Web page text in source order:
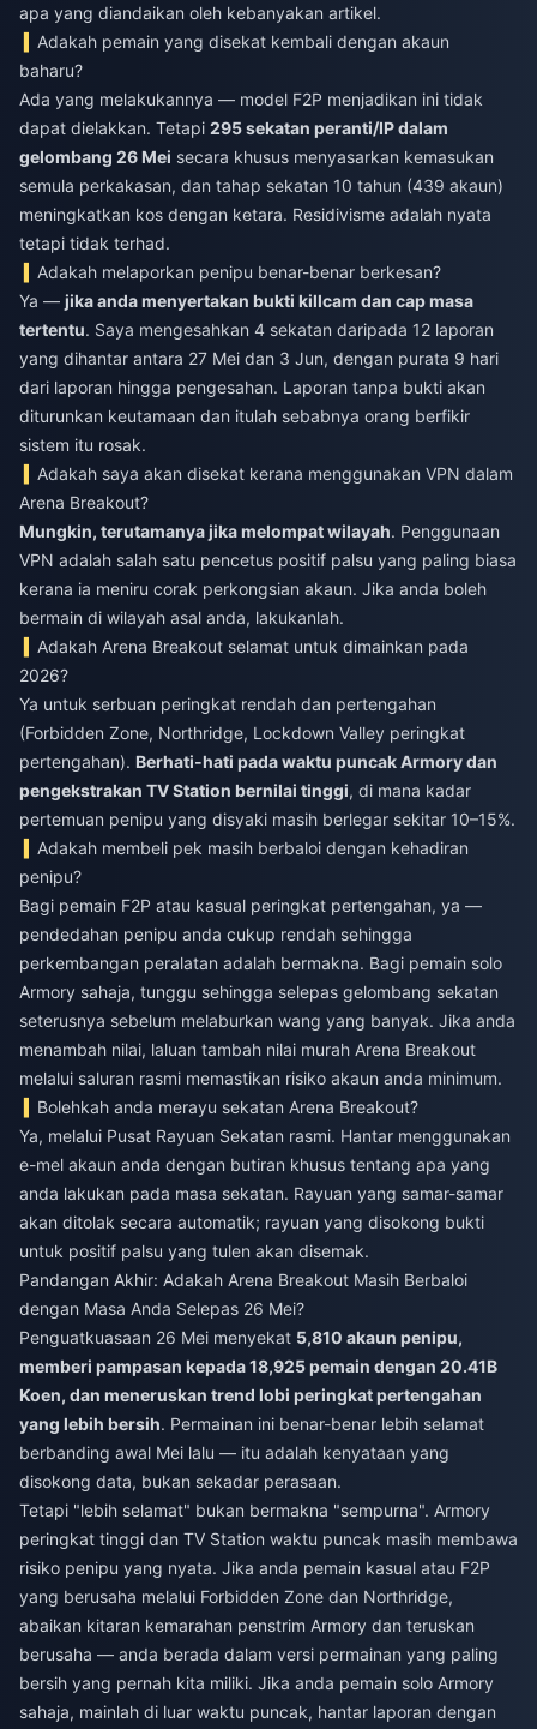
apa yang diandaikan oleh kebanyakan artikel.
Adakah pemain yang disekat kembali dengan akaun
baharu?
Ada yang melakukannya — model F2P menjadikan ini tidak
dapat dielakkan. Tetapi 295 sekatan peranti/IP dalam
gelombang 26 Mei secara khusus menyasarkan kemasukan
semula perkakasan, dan tahap sekatan 10 tahun (439 akaun)
meningkatkan kos dengan ketara. Residivisme adalah nyata
tetapi tidak terhad.
Adakah melaporkan penipu benar-benar berkesan?
Ya — jika anda menyertakan bukti killcam dan cap masa
tertentu. Saya mengesahkan 4 sekatan daripada 12 laporan
yang dihantar antara 27 Mei dan 3 Jun, dengan purata 9 hari
dari laporan hingga pengesahan. Laporan tanpa bukti akan
diturunkan keutamaan dan itulah sebabnya orang berfikir
sistem itu rosak.
Adakah saya akan disekat kerana menggunakan VPN dalam
Arena Breakout?
Mungkin, terutamanya jika melompat wilayah. Penggunaan
VPN adalah salah satu pencetus positif palsu yang paling biasa
kerana ia meniru corak perkongsian akaun. Jika anda boleh
bermain di wilayah asal anda, lakukanlah.
Adakah Arena Breakout selamat untuk dimainkan pada
2026?
Ya untuk serbuan peringkat rendah dan pertengahan
(Forbidden Zone, Northridge, Lockdown Valley peringkat
pertengahan). Berhati-hati pada waktu puncak Armory dan
pengekstrakan TV Station bernilai tinggi, di mana kadar
pertemuan penipu yang disyaki masih berlegar sekitar 10–15%.
Adakah membeli pek masih berbaloi dengan kehadiran
penipu?
Bagi pemain F2P atau kasual peringkat pertengahan, ya —
pendedahan penipu anda cukup rendah sehingga
perkembangan peralatan adalah bermakna. Bagi pemain solo
Armory sahaja, tunggu sehingga selepas gelombang sekatan
seterusnya sebelum melaburkan wang yang banyak. Jika anda
menambah nilai, laluan tambah nilai murah Arena Breakout
melalui saluran rasmi memastikan risiko akaun anda minimum.
Bolehkah anda merayu sekatan Arena Breakout?
Ya, melalui Pusat Rayuan Sekatan rasmi. Hantar menggunakan
e-mel akaun anda dengan butiran khusus tentang apa yang
anda lakukan pada masa sekatan. Rayuan yang samar-samar
akan ditolak secara automatik; rayuan yang disokong bukti
untuk positif palsu yang tulen akan disemak.
Pandangan Akhir: Adakah Arena Breakout Masih Berbaloi
dengan Masa Anda Selepas 26 Mei?
Penguatkuasaan 26 Mei menyekat 5,810 akaun penipu,
memberi pampasan kepada 18,925 pemain dengan 20.41B
Koen, dan meneruskan trend lobi peringkat pertengahan
yang lebih bersih. Permainan ini benar-benar lebih selamat
berbanding awal Mei lalu — itu adalah kenyataan yang
disokong data, bukan sekadar perasaan.
Tetapi "lebih selamat" bukan bermakna "sempurna". Armory
peringkat tinggi dan TV Station waktu puncak masih membawa
risiko penipu yang nyata. Jika anda pemain kasual atau F2P
yang berusaha melalui Forbidden Zone dan Northridge,
abaikan kitaran kemarahan penstrim Armory dan teruskan
berusaha — anda berada dalam versi permainan yang paling
bersih yang pernah kita miliki. Jika anda pemain solo Armory
sahaja, mainlah di luar waktu puncak, hantar laporan dengan